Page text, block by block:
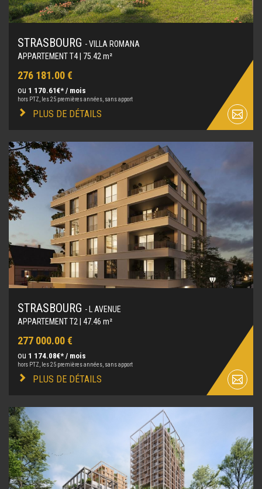
STRASBOURG - VILLA ROMANA
APPARTEMENT T4 | 75.42 m²
276 181.00 €
ou 1 170.61€* / mois
hors PTZ, les 25 premières années, sans apport
PLUS DE DÉTAILS
STRASBOURG - L AVENUE
APPARTEMENT T2 | 47.46 m²
277 000.00 €
ou 1 174.08€* / mois
hors PTZ, les 25 premières années, sans apport
PLUS DE DÉTAILS